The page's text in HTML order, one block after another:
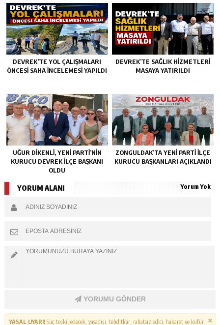
DEVREK’TE YOL ÇALIŞMALARI
ÖNCESI SAHA İNCELEMESI YAPILDI
DEVREK’TE SAĞLIK HIZMETLERI
MASAYA YATIRILDI
UĞUR DİKENLİ, YENİ PARTİ’NİN
KURUCU DEVREK İLÇE BAŞKANI
OLDU
ZONGULDAK’TA YENI PARTI İLÇE
KURUCU BAŞKANLARI AÇIKLANDI
YORUM ALANI Yorum Yok
YORUMU GÖNDER
YASAL UYARI!Suç teşkil edecek, yasadışı, tehditkar, rahatsız edici, hakaret ve küfür